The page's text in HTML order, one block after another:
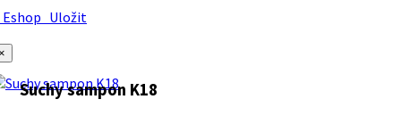
Uložit
Suchy sampon K18